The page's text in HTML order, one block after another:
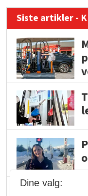
Siste artikler -
Dine valg: